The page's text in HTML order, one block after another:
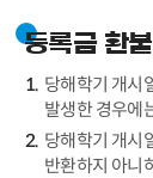
등록금 환불
당해학기 개시
발생한 경우에
당해학기 개시
반환하지 아니